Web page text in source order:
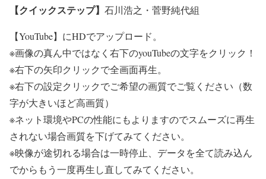
【クイックステップ】 石川浩之・菅野純代組
【YouTube】にHDでアップロード。
※画像の真ん中ではなく右下のyouTubeの文字をクリック！
※右下の矢印クリックで全画面再生。
※右下の設定クリックでご希望の画質でご覧ください（数
字が大きいほど高画質）
※ネット環境やPCの性能にもよりますのでスムーズに再生
されない場合画質を下げてみてください。
※映像が途切れる場合は一時停止、データを全て読み込ん
でからもう一度再生し直してみてください。